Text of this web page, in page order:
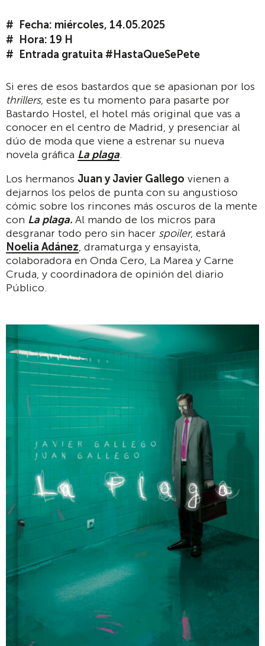
Fecha: miércoles, 14.05.2025
Hora: 19 H
Entrada gratuita #HastaQueSePete
Si eres de esos bastardos que se apasionan por los
thrillers, este es tu momento para pasarte por
Bastardo Hostel, el hotel más original que vas a
conocer en el centro de Madrid, y presenciar al
dúo de moda que viene a estrenar su nueva
novela gráfica La plaga.
Los hermanos Juan y Javier Gallego vienen a
dejarnos los pelos de punta con su angustioso
cómic sobre los rincones más oscuros de la mente
con La plaga. Al mando de los micros para
desgranar todo pero sin hacer spoiler, estará
Noelia Adánez, dramaturga y ensayista,
colaboradora en Onda Cero, La Marea y Carne
Cruda, y coordinadora de opinión del diario
Público.